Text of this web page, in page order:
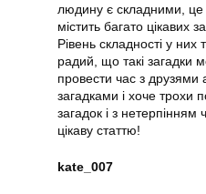
людину є складними, це
містить багато цікавих
Рівень складності у
радий, що такі загадки
провести час з
загадками і хоче трохи
загадок і з
цікаву статтю!
kate_007